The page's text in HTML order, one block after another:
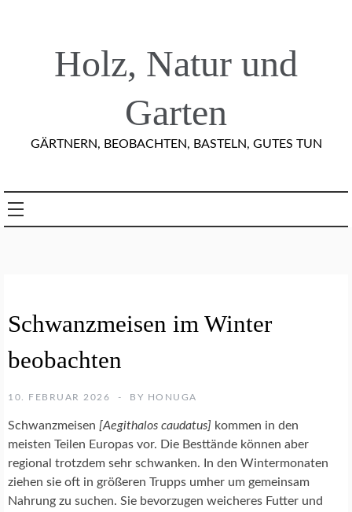
Holz, Natur und
Garten
GÄRTNERN, BEOBACHTEN, BASTELN, GUTES TUN
A
U
R
O
O
G
R
A
F
Schwanzmeisen im Winter
beobachten
10. FEBRUAR 2026 BY HONUGA
Schwanzmeisen [Aegithalos caudatus] kommen in den
meisten Teilen Europas vor. Die Besttände können aber
regional trotzdem sehr schwanken. In den Wintermonaten
ziehen sie oft in größeren Trupps umher um gemeinsam
Nahrung zu suchen. Sie bevorzugen weicheres Futter und